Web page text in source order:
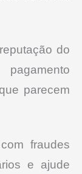
do
parecem
fraudes
e ajude